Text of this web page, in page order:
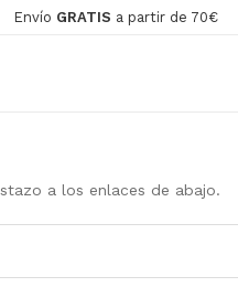
Envío GRATIS a partir de 70€
a los enlaces de abajo.